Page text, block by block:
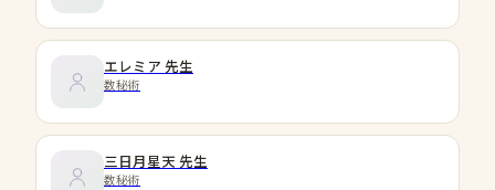
エレミア 先生
数秘術
三日月星天 先生
数秘術